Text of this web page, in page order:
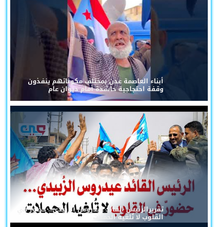
أبناء العاصمة عدن بمختلف مكوناتهم ينفذون
وقفة احتجاجية حاشدة أمام ديوان عام
تقريرالرئيس القائد عيدروس الزُبيدي... حضورٌ في
القلوب لا تُلغيه الحملات